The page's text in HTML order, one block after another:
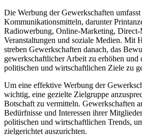
Die Werbung der Gewerkschaften
Kommunikationsmitteln, darunter
Radiowerbung, Online-Marketing,
Veranstaltungen und soziale Medien. Mit
streben Gewerkschaften danach, das
gewerkschaftlicher Arbeit zu erhöhen
politischen und wirtschaftlichen Ziele zu
Um eine effektive Werbung der
wichtig, eine gezielte Zielgruppe
Botschaft zu vermitteln. Gewerkschaften
Bedürfnisse und Interessen ihrer
politischen und wirtschaftlichen Trends,
zielgerichtet auszurichten.